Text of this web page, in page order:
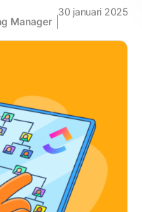
Manager
30 januari 2025